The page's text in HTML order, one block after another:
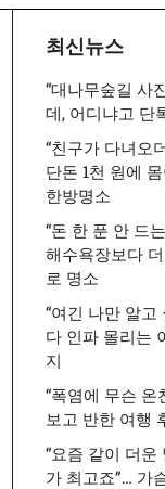
최신뉴스
“대나무숲길 사
데, 어디냐고 단
“친구가 다녀오
단돈 1천 원에
한방명소
“돈 한 푼 안 드
해수욕장보다
로 명소
“여긴 나만 알
다 인파 몰리는
지
“폭염에 무슨 온
보고 반한 여행
“요즘 같이 더
가 최고죠”… 가